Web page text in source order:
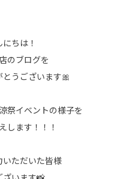
ちは！
のブログを
うございます🎀
祭イベントの様子を
します！！！
いただいた皆様